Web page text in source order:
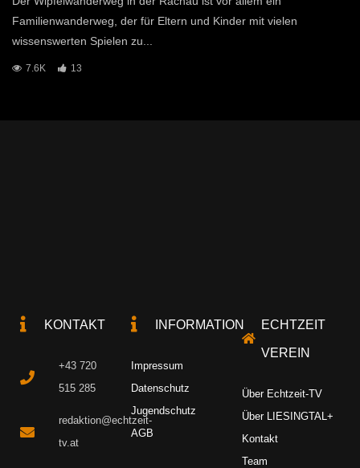
Familienwanderweg, der für Eltern und Kinder mit vielen
wissenswerten Spielen zu...
7.6K 13
KONTAKT
+43 720
515 285
redaktion@echtzeit-
tv.at
INFORMATION
Impressum
Datenschutz
Jugendschutz
AGB
ECHTZEIT
VEREIN
Über Echtzeit-TV
Über LIESINGTAL+
Kontakt
Team